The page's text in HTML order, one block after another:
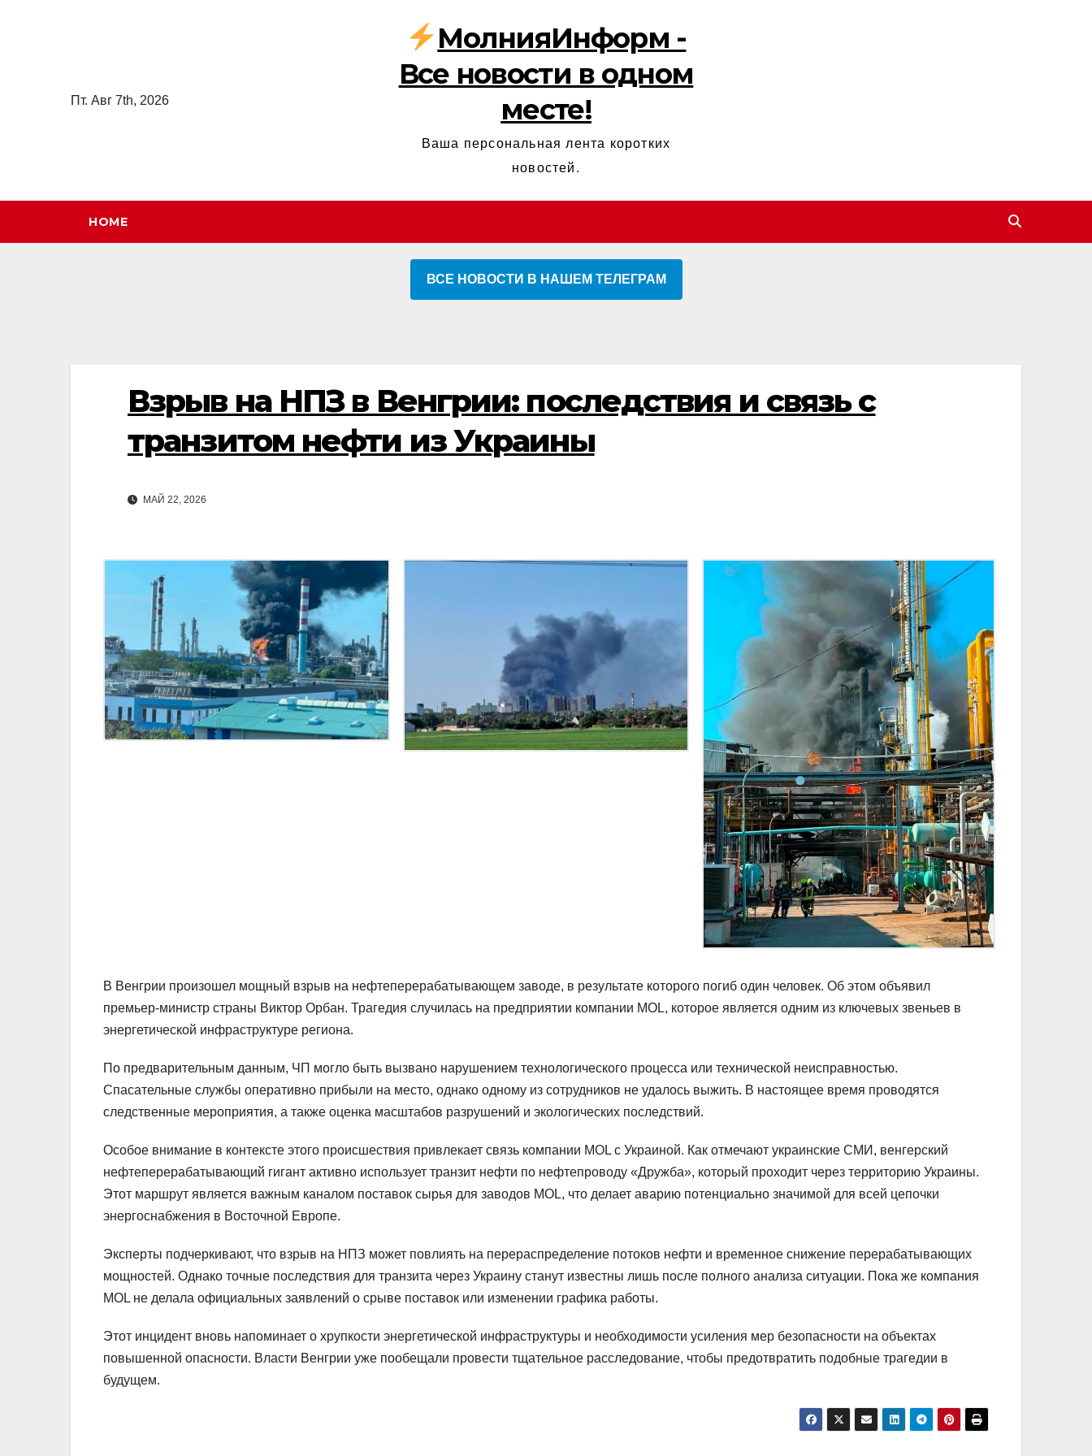
Пт. Авг 7th, 2026
МолнияИнформ -
Все новости в одном
месте!
Ваша персональная лента коротких
новостей.
HOME
ВСЕ НОВОСТИ В НАШЕМ ТЕЛЕГРАМ
Взрыв на НПЗ в Венгрии: последствия и связь с
транзитом нефти из Украины
МАЙ 22, 2026
В Венгрии произошел мощный взрыв на нефтеперерабатывающем заводе, в результате которого погиб один человек. Об этом объявил
премьер-министр страны Виктор Орбан. Трагедия случилась на предприятии компании MOL, которое является одним из ключевых звеньев в
энергетической инфраструктуре региона.
По предварительным данным, ЧП могло быть вызвано нарушением технологического процесса или технической неисправностью.
Спасательные службы оперативно прибыли на место, однако одному из сотрудников не удалось выжить. В настоящее время проводятся
следственные мероприятия, а также оценка масштабов разрушений и экологических последствий.
Особое внимание в контексте этого происшествия привлекает связь компании MOL с Украиной. Как отмечают украинские СМИ, венгерский
нефтеперерабатывающий гигант активно использует транзит нефти по нефтепроводу «Дружба», который проходит через территорию Украины.
Этот маршрут является важным каналом поставок сырья для заводов MOL, что делает аварию потенциально значимой для всей цепочки
энергоснабжения в Восточной Европе.
Эксперты подчеркивают, что взрыв на НПЗ может повлиять на перераспределение потоков нефти и временное снижение перерабатывающих
мощностей. Однако точные последствия для транзита через Украину станут известны лишь после полного анализа ситуации. Пока же компания
MOL не делала официальных заявлений о срыве поставок или изменении графика работы.
Этот инцидент вновь напоминает о хрупкости энергетической инфраструктуры и необходимости усиления мер безопасности на объектах
повышенной опасности. Власти Венгрии уже пообещали провести тщательное расследование, чтобы предотвратить подобные трагедии в
будущем.